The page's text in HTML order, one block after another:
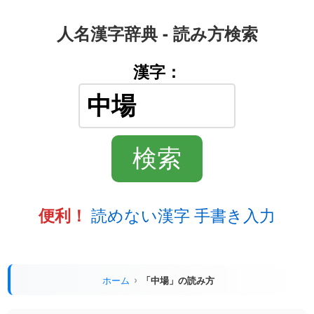
人名漢字辞典 - 読み方検索
漢字：
便利！ 読めない漢字 手書き入力
ホーム 「中場」の読み方